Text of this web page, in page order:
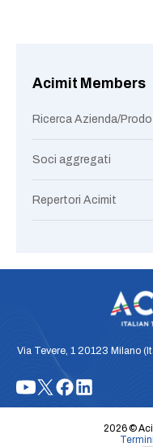
Acimit Members
Ricerca Azienda/
Soci aggregati
Repertori Acimit
Via Tevere, 1 20123 Milano
2026 ©